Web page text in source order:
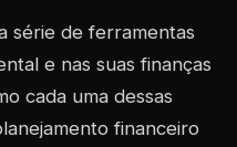
série de ferramentas
e nas suas finanças
cada uma dessas
financeiro